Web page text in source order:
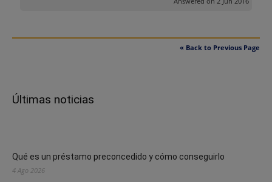
« Back to Previous Page
Últimas noticias
Qué es un préstamo preconcedido y cómo conseguirlo
4 Ago 2026